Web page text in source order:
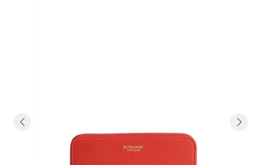
Previous Next